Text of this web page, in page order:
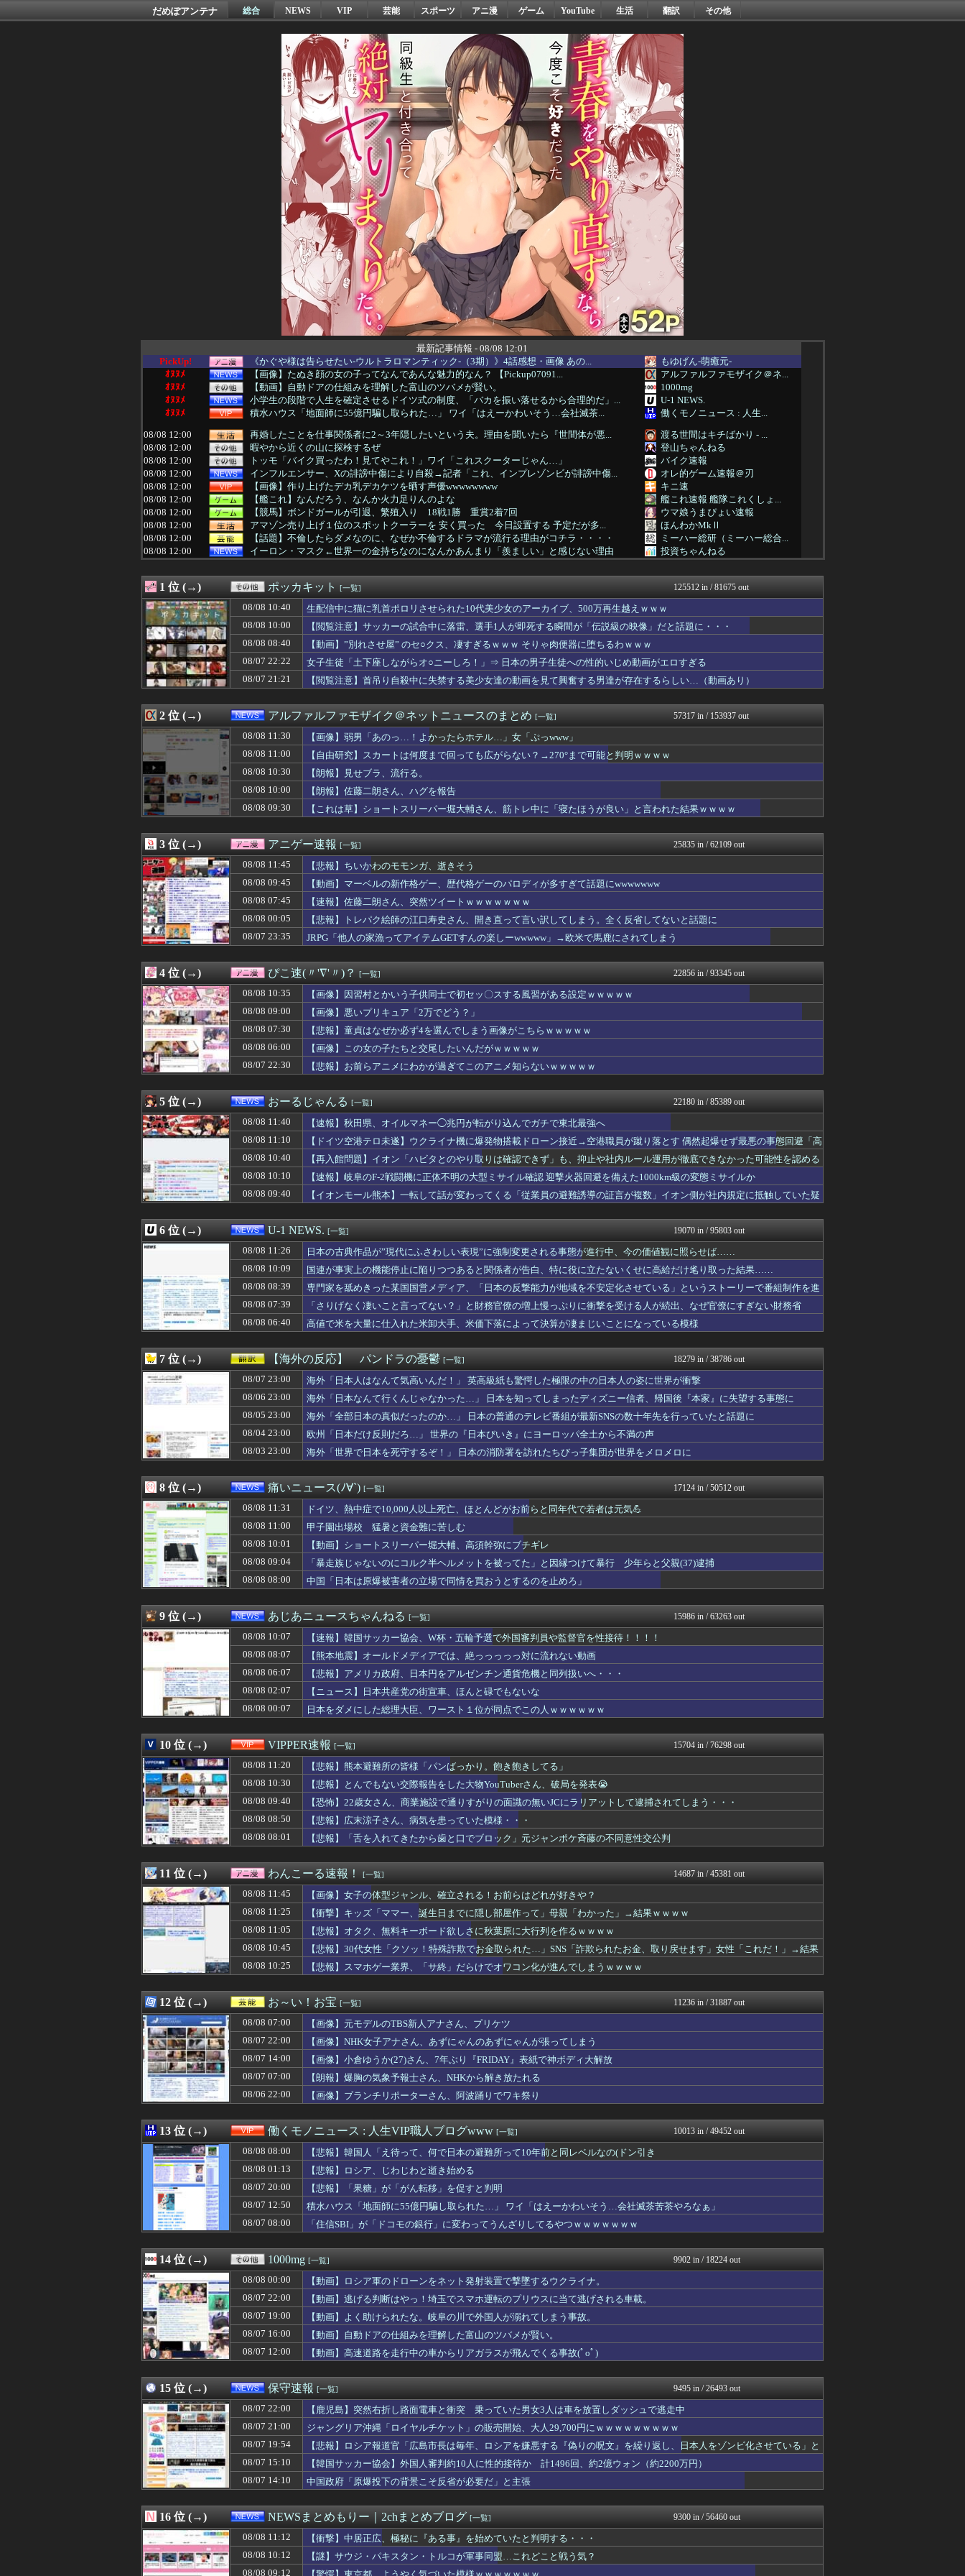
だめぽアンテナ 総合 NEWS VIP 芸能 スポーツ アニ漫 ゲーム YouTube 生活 翻訳 その他
最新記事情報 - 08/08 12:01
PickUp!
《かぐや様は告らせたい-ウルトラロマンティック-（3期）》4話感想・画像 あの...
もゆげん-萌癒元-
ｵﾇﾇﾒ
【画像】たぬき顔の女の子ってなんであんな魅力的なん？ 【Pickup07091...
アルファルファモザイク＠ネ...
ｵﾇﾇﾒ
【動画】自動ドアの仕組みを理解した富山のツバメが賢い。
1000mg
ｵﾇﾇﾒ
小学生の段階で人生を確定させるドイツ式の制度、「バカを振い落せるから合理的だ」...
U-1 NEWS.
ｵﾇﾇﾒ
積水ハウス「地面師に55億円騙し取られた…」 ワイ「はえーかわいそう…会社滅茶...
働くモノニュース : 人生...
08/08 12:00
再婚したことを仕事関係者に2～3年隠したいという夫。理由を聞いたら『世間体が悪...
渡る世間はキチばかり - ...
08/08 12:00
暇やから近くの山に探検するぜ
登山ちゃんねる
08/08 12:00
トッモ「バイク買ったわ！見てやこれ！」ワイ「これスクーターじゃん…」
バイク速報
08/08 12:00
インフルエンサー、Xの誹謗中傷により自殺→記者「これ、インプレゾンビが誹謗中傷...
オレ的ゲーム速報＠刃
08/08 12:00
【画像】作り上げたデカ乳デカケツを晒す声優wwwwwwww
キニ速
08/08 12:00
【艦これ】なんだろう、なんか火力足りんのよな
艦これ速報 艦隊これくしょ...
08/08 12:00
【競馬】ボンドガールが引退、繁殖入り 18戦1勝 重賞2着7回
ウマ娘うまぴょい速報
08/08 12:00
アマゾン売り上げ１位のスポットクーラーを 安く買った 今日設置する 予定だが多...
ほんわかMkⅡ
08/08 12:00
【話題】不倫したらダメなのに、なぜか不倫するドラマが流行る理由がコチラ・・・・
ミーハー総研（ミーハー総合...
08/08 12:00
イーロン・マスク←世界一の金持ちなのになんかあんまり「羨ましい」と感じない理由
投資ちゃんねる
08/08 12:00
海外「日本がまたアジアで唯一『世界住みやすさ指数』トップ10の都市がある国とな...
ガラパゴスジャパン - 海...
08/08 12:00
【アイマス】何故か怒っているやよいのご機嫌を直す方法
それからの出来事() アイ...
08/08 12:00
【ウマ娘】アイネスは陽射しや雨を防げそうなの良いよね
08/08 12:00
賀喜遥香さんのガッチガチになった顔、大変なことになってるって...
乃木通 乃木坂46櫻坂46...
08/08 12:00
DAZN サッカーW杯で加入者数5倍に 視聴者数は6700万人 総視聴数も4億...
footballnet【サ...
08/08 12:00
「優しい男はモテない」って、正しくは「優しさ以外にセールスポイントのない男がモ...
08/08 12:00
「あなたは一生働くけど、私は家にいればいいの」毎日言われた20歳がついに返した...
私が悪いの？【海外の反応】
08/08 12:00
海外「こうなると分かってたら、お前は産まなかった」親に言われた一言が何十年も消...
Ask Reddit まと...
08/08 12:00
『スーパーダンガンロンパ2×2』少なくとも此方の予想に対する逆張りしてくる事は...
けおけお速報
08/08 12:00
【衝撃】韓国人「日本の弁当屋の貼り紙、最後の一行がずるい」
ニチカン！
08/08 12:00
「経営の神様」の水道哲学、ネタ元は宗教団体の無償労働だった
ネトウヨにゅーす
08/08 11:59
【MSV】シン・マツナガスレ、これで24歳は無理あるだろ…
08/08 11:57
【日向坂46】女性アイドル大決戦... 坂道vsカワラボvsスタダvsハロプロ...
日向坂46まとめもり～
08/08 11:56
ロッテ小島和哉(30) 13試合 4勝6敗 防御率3.41←今オフFA
まとめロッテ！
08/08 11:55
【ハマスタバトル】佐伯解説員、ディアーナ4連敗を予想して、ブルーウォーカー太田...
08/08 11:55
わいせつな行為疑いで逮捕 エジプト国籍の男性を不起訴処分 鳥取地検 [8/8]
国難にあってもの申す！！
08/08 11:50
【海外の反応】トヨタセリカはクールで信頼性が高く、運転が楽しいスポーツカーだっ...
JDM速報 海外の反応
08/08 11:50
【櫻坂46】16thシングル、坂道グループのスケジュールを見ると...
櫻坂46まとめもり～
08/08 11:49
【日向坂46】来月、坂道vsカワラボvsスタダvsハロプロの大激戦
日向坂46まとめ速報
08/08 11:48
【悲報】日向坂46、歴代最低タイトルを更新
乃木坂46まとめ 乃木りん...
08/08 11:48
サウジ・パキスタン・トルコ3カ国が共同防衛協定締結…「イスラム版NATO」指摘...
08/08 11:47
【衝撃】ママレードボーイってアレ大丈夫なんか？？？？？
スマブラ屋さん | スマブ...
08/08 11:46
村上宗隆の第２５号ホームランにMLBファン騒然！←「素晴らしいパワーだ！」（海...
08/08 11:45
【画像】女子の体型ジャンル、確立される！お前らはどれが好きや？
08/08 11:45
【悲報】ちいかわのモモンガ、逝きそう
アニゲー速報
08/08 11:43
【画像あり】オタクくん、女の服の構造がわからず全世界に恥を晒してしまうw
異世界転生まとめ速報
08/08 11:40
【唖然】トメと２か月半ほどお試し同居。トメ「無理！帰る！」私（だよね～よかった...
修羅ママ速報
08/08 11:40
『ヤニねこ』【衝撃】ヤニねこちゃんの尻が凄すぎるｗｗｗｗもしかして…ヤニねこち...
デジタルニューススレッド
08/08 11:40
中国、海上自衛隊のトマホーク試射を批判「周辺の安全保障上の脅威を口実に再軍備を...
にゅーすアルー！
08/08 11:40
【動画】どう見ても車がヤバい事故動画、謎にバイク批判派が湧いてきて終わる
08/08 11:40
【速報】秋田県、オイルマネー◯兆円が転がり込んでガチで東北最強へ
おーるじゃんる
08/08 11:39
ディズニーJK、友達と脚の細さを比較されてしまうｗｗｗｗｗｗｗｗｗ （※画像...
08/08 11:38
【悲報】大石あきこ前衆院議員、れいわ離党＆活動休止を発表 → 過去の「スジを通...
08/08 11:38
【悲報】欧州サッカーの順位、固定化してもう覆すことができないｗｗｗｗ
08/08 11:37
海外「村上宗隆6試合ぶり25号特大ソロホームラン」
まるっと翻訳
08/08 11:35
【絶望】大阪のトイレ、究極の二択を利用者に迫ってしまうｗｗｗｗｗｗ (※画像...
08/08 11:34
こじるり「その筋肉、意味あるの？(笑)」←これｗｗｗｗｗｗ
筋肉速報
08/08 11:34
日本で12歳タイ人少女を働かせていた男の裁判に世界が騒然！←「求刑が軽すぎる」...
海外さんいらっしゃい 海外...
08/08 11:32
【画像】このアダルティックなスポットｗｗｗｗ
08/08 11:32
【お誕生日】逢田さん（34）の奇行・奇言で打線組んだ・・・
ぐら速 -声優まとめ速報-
ドイツ、熱中症で10,000人以上死亡、ほとんどがお前らと同年代で若者は元気💪
痛いニュース(ﾉ∀`)
08/08 11:30
【速報】オタク、とうとう入浴を余儀なくされるｗｗｗｗｗｗｗｗｗｗｗｗｗｗｗｗｗ...
あらまめ2ch
08/08 11:30
【原神】探索派遣の最適解はこれ以外にない説
原神速報 | GENSHI...
08/08 11:30
【画像】弱男「あのっ…！よかったらホテル…」女「ぷっwww」
アルファルファモザイク＠ネ...
08/08 11:30
韓国人「台風で品不足になった沖縄のスーパーに行ってみたら、なぜか辛ラーメンだけ...
かんにゅー -韓国の反応-
08/08 11:30
【斉藤慎二】フェラで懲役7年求刑！刑法の「挿入」定義が招く衝撃の現実
08/08 11:29
【悲報】みいちゃんの作者さん、泣いてしまう😢
漫画まとめ速報
08/08 11:29
【女性自身】高市首相、秋の内閣改造で目論む「麻生支配からの脱却」…茂木敏充氏も...
日本第一！ニュース録
日本の古典作品が”現代にふさわしい表現”に強制変更される事態が進行中、今の価値...
U-1 NEWS.
08/08 11:26
自炊するようになって炊き込みご飯が簡単で美味しくてコスパもいいことに気づいた
ゴールデンタイムズ
08/08 11:25
【衝撃】キッズ「ママー、誕生日までに隠し部屋作って」母親「わかった」→結果ｗｗ...
わんこーる速報！
08/08 11:25
【驚愕】人生で初めて浮気のsexした結果ｗｗｗｗｗｗｗｗｗｗｗwwww
バズッター速報
08/08 11:24
ルメール騎手が騎乗した名馬５頭を語る
ハロン棒ch
08/08 11:23
【NBA】レブロン偉業達成なるか？PHIで優勝すれば北米4大スポーツ初の快挙
バスケまとめ・COM
08/08 11:20
『ろくでなしBLUES』全25巻すべて「50％ポイント還元」セール！8,930...
オレ的ゲーム速報＠刃
08/08 11:20
SNSで知り合ったJK10人とS●Xしてハメ撮り770本撮ったイケメン逮捕ww...
08/08 11:20
【悲報】熊本避難所の皆様「パンばっかり。飽き飽きしてる」
VIPPER速報
08/08 11:20
日本人女性がYGエンタ本社前でゴルフクラブを振り回し逮捕…韓国
キムチ速報
08/08 11:18
【朗報】FF15のノクトさん、ガチで理想的な主人公だったｗｗｗｗ
アニはつ -アニメ発信場-
【ホロライブ】社員にビブー好きがいるに違いない（確信
ホロ速
08/08 11:15
俺「元カノは中卒なのになぜか収入が多い」2ｃｈ「どうせ水商売やろｗ」俺（そうな...
08/08 11:15
軽飛行機が屋根すれすれを抜けて飛行場へ、車輪を出さないまま胴体着陸「これよりひ...
QQQ(海外の反応)
08/08 11:15
【トラウマ】映画・特撮・アニメ・漫画・ゲームで「主人公がガチで敗北した回」と聞...
哲学ニュースnwk
08/08 11:15
ヤフオクで「気持ちの良い取引が～」って評価してくれた女に「もっと気持ちよくして...
まとめCUP
08/08 11:13
【豊臣兄弟！】与一郎の死ぬシーン長すぎ・・・・
08/08 11:13
【ｼｺ画像】巨乳女さん、童貞君にクッソエ○チな下着を見せつけてしまうｗｗｗｗｗ...
08/08 11:12
【衝撃】中居正広、極秘に『ある事』を始めていたと判明する・・・
08/08 11:11
昔のスロット動画見てたらケロット柄が2回出たのにハズレてた…流石にヤバすぎじゃ...
パチンコ・パチスロ.com
08/08 11:10
【朗報】佐藤二朗、沈黙を破り完全勝利宣言
08/08 11:10
【画像】隣家の室外機、ガチのマジでおわるｗｗｗ【エアコン】
2chまとめ・読み物・長編...
08/08 11:10
【ドイツ空港テロ未遂】ウクライナ機に爆発物搭載ドローン接近→空港職員が蹴り落と...
おーるじゃんる
08/08 11:09
【遊んでるニコ】虎金妃笑虎がNELLマットレスをガチレビュー！皆担とニコたんの...
トレンドの通り道
08/08 11:09
【悲報】みいちゃんの作者さん、泣いてしまう
ぶる速-VIP
08/08 11:09
女上司（27）に耳元で「ばか。役立たず。給料泥棒」って囁かれた結果ｗｗｗｗｗｗ...
うしみつ-5chまとめ-
08/08 11:08
【動画】へずまりゅう議員、熊本地震被災地で冷感ポンチョ配布 → 被災民の衝撃の...
バイク乗りワイ、バイク降りる事を決意する………
【GAME】「任天堂」の熊本地震被災者支援策が物議！海外ファン「神対応」「金額...
HANO-K
08/08 11:05
【悲報】競艇に8億6000万円つぎ込んだ税務署職員、3億3400万円しか回収で...
08/08 11:05
モニター24と27で迷ってるんだが…
08/08 11:05
【悲報】妹さん、兄との旅行でダブルベッドを予約してしまう⇒ｗｗｗｗｗｗ
不思議.net - 5ch...
08/08 11:05
【悲報】オタク、無料キーボード欲しさに秋葉原に大行列を作るｗｗｗｗ
わんこーる速報！
08/08 11:05
【動画】歌舞伎町女子さん、ラブホに行きたすぎてご乱心ｗｗｗｗｗｗ
女子アナお宝画像速報－5c...
08/08 11:05
マリオカートワールドはどうすればよかったのか
カンダタ速報
08/08 11:04
Xの現在の収益分配、一旦9月7日で終了へ
08/08 11:04
今期の覇権アニメは？20代「ヤニネコ」30代「BLEACH」40代「なのは」5...
08/08 11:03
【悲報】佐藤二朗(57)主演予定だった映画『踊る大捜査線』スピンオフ作品の撮影...
Zチャンネル＠VIP
08/08 11:03
【悲報】ジャンポケ斉藤の弁護士「ロケバスには運転手いた。常識的に考えてフェラさ...
watch＠２ちゃんねる
08/08 11:02
【画像】女「私が選ばれた女！帰る場所はタワマンｗ」
08/08 11:02
PSって今年話題のゲームほぼあそべてないけどなにしてんの？？？
mutyunのゲーム+αブ...
08/08 11:02
「METAL BUILD ゴッドガンダム（明鏡止水）」が展示！だいぶオレンジ強...
GUNDAM.LOG｜ガン...
08/08 11:00
【自由研究】スカートは何度まで回っても広がらない？→270°まで可能と判明ｗｗ...
アルファルファモザイク＠ネ...
08/08 11:00
【にじさんじ】3SKM 1st LIVE「One-Off 」、直前放送＆最速...
VTuberNews
08/08 11:00
◆悲報◆浦和レッズGK西川くんｘG0.99で4失点！攻撃は10人でｘG2.56...
08/08 11:00
【セール】レグザの100インチも！シャープAQUOS、パナソニックビエラなどの...
ほんわかMkⅡ
08/08 11:00
会社「辞めたいなら辞めろ。お前の代わりはいくらでもいる」→結果ｗｗｗｗｗｗｗｗ...
オレ的ゲーム速報＠刃
08/08 11:00
「途中から急激につまらなくなった漫画」←思い浮かべた作品
「私さんはプロだから」障害のある甥を私に預けようとする義兄嫁、甥を溺愛し勝手に...
すまいる(^-^)ぶろぐ
『Slay the Spire』が初見でも上手い人は「再確認が少ない」「視野が...
08/08 11:00
【前編】フードコートで鉢合わせした託児ママに「食べている間でいいから」と子供を...
修羅場ライフ速報
08/08 11:00
【胸糞】友人Bの好きな人を奪ったA子「好きじゃないのに愛されて困る〜」⇒悲劇の...
修羅場まとめ速報
08/08 11:00
子連れが外食でちょっといいもの食べるにはどうすればいい？
育児板拾い読み
08/08 11:00
アニメがVチューバーにんほってコラボ→アニメファンがブチギレｗｗｗｗｗｗｗｗｗ...
08/08 11:00
岩本蓮加の腹筋www大変なことになってるって...
08/08 11:00
【悲報】日本円、「日米協調介入」すら無効化してしまうｗｗｗｗｗ
投資ちゃんねる
08/08 11:00
【ラブライブ！】【祝】逢田梨香子さん、誕生日【Aqours】
コンテンツ・声優 | ラブ...
08/08 11:00
海外「ウルっときた…」これ描いて死ね 第6話の海外反応
08/08 11:00
「オーバーロード」という絵師の力で硬派ファンタジーと誤解させ人気出たなろう作品...
08/08 11:00
「外国人受け入れ反対」大幅増 東大調査、若い世代で多く
みそパンNEWS
08/08 11:00
【1/2】普段は子煩悩だけどキレると周りが見えなくなる夫が怖くなってきた。これ...
修羅の華-家庭・生活まとめ
08/08 11:00
【速報】オタク、とうとう入浴を余儀なくされるｗｗｗｗｗｗｗ
妹はVIPPER
08/08 11:00
甲子園出場校 猛暑と資金難に苦しむ
08/08 11:00
韓国人「世界が門戸を閉ざす中、K-ワクチンがアフリカを守る」と話題に
08/08 11:00
【朗報】韓国人「この鉄板、3倍速く焼けるやつだ」
ニチカン！
08/08 11:00
最近グレーのジャージズボン着てる女子だらけやん
ファ板速報
08/08 11:00
【堀大輔】筋トレ中「寝たほうが良い」でブチギレ→器具破壊の瞬間
モッコスヌ〜ン
08/08 11:00
欧州旅行者のアジア旅行先ランキング、日本はタイ、インドネシアに次いで3位ランク...
08/08 10:59
弓木奈於ちゃん、賀喜遥香ちゃんの優しさを語る！！！【乃木坂46】
坂道情報通～乃木坂46まと...
08/08 10:58
【日向坂46】坂井新奈、初の単独テレビ出演が決定！！！
日向坂46まとめもり～
08/08 10:57
村上宗隆25号ホームラン！！
MLB NEWS@まとめ
08/08 10:57
眉毛の整え方がわからない
婚外ちゃんねる
08/08 10:57
うちの親父は「ちょっとここ押して」と頭を指さし、押してもらうとブッと屁をこくと...
08/08 10:57
社民党 福島みずほ党首、国旗損壊罪に危機感「お子様ランチの日の丸は折っても破っ...
08/08 10:57
白髪染め、面倒くさい
ガールズVIPまとめ
08/08 10:57
マンションの隣人「盗聴器が見つかったの」私「まさかうちも？」→業者に調査を依頼...
素敵な鬼女様
08/08 10:56
AmazonのアツさMax！心も踊る「マンガ毎週末セール（50%還元）」2日目...
08/08 10:56
防水×裸足感覚の5本指シューズ「TRAILOPE WP」が新登場。雨や雪にも対...
08/08 10:56
Z世代で再注目の有線イヤホン、USB Type-C対応モデルが登場！USB-A...
ファ板速報
08/08 10:56
オーダースーツ専門店「グローバルスタイル」に20種類の新作スーツ裏地が登場！お... ファ板速報
1 位 (→) ポッカキット [一覧] 125512 in / 81675 out
08/08 10:40
生配信中に猫に乳首ポロリさせられた10代美少女のアーカイブ、500万再生越えｗｗｗ
08/08 10:00
【閲覧注意】サッカーの試合中に落雷、選手1人が即死する瞬間が「伝説級の映像」だと話題に・・・
08/08 08:40
【動画】”別れさせ屋” のセ○クス、凄すぎるｗｗｗ そりゃ肉便器に堕ちるわｗｗｗ
08/07 22:22
女子生徒「土下座しながらオ○ニーしろ！」⇒ 日本の男子生徒への性的いじめ動画がエロすぎる
08/07 21:21
【閲覧注意】首吊り自殺中に失禁する美少女達の動画を見て興奮する男達が存在するらしい…（動画あり）
2 位 (→) アルファルファモザイク＠ネットニュースのまとめ [一覧] 57317 in / 153937 out
08/08 11:30
【画像】弱男「あのっ…！よかったらホテル…」女「ぷっwww」
08/08 11:00
【自由研究】スカートは何度まで回っても広がらない？→270°まで可能と判明ｗｗｗｗ
08/08 10:30
【朗報】見せブラ、流行る。
08/08 10:00
【朗報】佐藤二朗さん、ハグを報告
08/08 09:30
【これは草】ショートスリーパー堀大輔さん、筋トレ中に「寝たほうが良い」と言われた結果ｗｗｗｗ
3 位 (→) アニゲー速報 [一覧] 25835 in / 62109 out
08/08 11:45
【悲報】ちいかわのモモンガ、逝きそう
08/08 09:45
【動画】マーベルの新作格ゲー、歴代格ゲーのパロディが多すぎて話題にwwwwwww
08/08 07:45
【速報】佐藤二朗さん、突然ツイートｗｗｗｗｗｗｗ
08/08 00:05
【悲報】トレパク絵師の江口寿史さん、開き直って言い訳してしまう。全く反省してないと話題に
08/07 23:35
JRPG「他人の家漁ってアイテムGETすんの楽しーwwwww」→欧米で馬鹿にされてしまう
4 位 (→) ぴこ速(〃'∇'〃)？ [一覧] 22856 in / 93345 out
08/08 10:35
【画像】因習村とかいう子供同士で初セッ〇スする風習がある設定ｗｗｗｗｗ
08/08 09:00
【画像】悪いプリキュア「2万でどう？」
08/08 07:30
【悲報】童貞はなぜか必ず4を選んでしまう画像がこちらｗｗｗｗｗ
08/08 06:00
【画像】この女の子たちと交尾したいんだがｗｗｗｗｗ
08/07 22:30
【悲報】お前らアニメにわかが過ぎてこのアニメ知らないｗｗｗｗｗ
5 位 (→) おーるじゃんる [一覧] 22180 in / 85389 out
08/08 11:40
【速報】秋田県、オイルマネー◯兆円が転がり込んでガチで東北最強へ
08/08 11:10
【ドイツ空港テロ未遂】ウクライナ機に爆発物搭載ドローン接近→空港職員が蹴り落とす 偶然起爆せず最悪の事態回避「高
性能C4搭載していた」
08/08 10:40
【再入館問題】イオン「ハビタとのやり取りは確認できず」も、抑止や社内ルール運用が徹底できなかった可能性を認める
08/08 10:10
【速報】岐阜のF-2戦闘機に正体不明の大型ミサイル確認 迎撃火器回避を備えた1000km級の変態ミサイルか
08/08 09:40
【イオンモール熊本】一転して話が変わってくる「従業員の避難誘導の証言が複数」イオン側が社内規定に抵触していた疑
6 位 (→) U-1 NEWS. [一覧] 19070 in / 95803 out
08/08 11:26
日本の古典作品が”現代にふさわしい表現”に強制変更される事態が進行中、今の価値観に照らせば……
08/08 10:09
国連が事実上の機能停止に陥りつつあると関係者が告白、特に役に立たないくせに高給だけ毟り取った結果……
08/08 08:39
専門家を舐めきった某国国営メディア、「日本の反撃能力が地域を不安定化させている」というストーリーで番組制作を進
めようとするも……
08/08 07:39
「さりげなく凄いこと言ってない？」と財務官僚の増上慢っぷりに衝撃を受ける人が続出、なぜ官僚にすぎない財務省
が……
08/08 06:40 高値で米を大量に仕入れた米卸大手、米価下落によって決算が凄まじいことになっている模様
7 位 (→) 【海外の反応】 パンドラの憂鬱 [一覧] 18279 in / 38786 out
08/07 23:00
海外「日本人はなんて気高いんだ！」 英高級紙も驚愕した極限の中の日本人の姿に世界が衝撃
08/06 23:00
海外「日本なんて行くんじゃなかった…」 日本を知ってしまったディズニー信者、帰国後『本家』に失望する事態に
08/05 23:00
海外「全部日本の真似だったのか…」 日本の普通のテレビ番組が最新SNSの数十年先を行っていたと話題に
08/04 23:00
欧州「日本だけ反則だろ…」 世界の『日本びいき』にヨーロッパ全土から不満の声
08/03 23:00
海外「世界で日本を死守するぞ！」 日本の消防署を訪れたちびっ子集団が世界をメロメロに
8 位 (→) 痛いニュース(ﾉ∀`) [一覧] 17124 in / 50512 out
08/08 11:31
ドイツ、熱中症で10,000人以上死亡、ほとんどがお前らと同年代で若者は元気💪
08/08 11:00
甲子園出場校 猛暑と資金難に苦しむ
08/08 10:01
【動画】ショートスリーパー堀大輔、高須幹弥にブチギレ
08/08 09:04
「暴走族じゃないのにコルク半ヘルメットを被ってた」と因縁つけて暴行 少年らと父親(37)逮捕
08/08 08:00
中国「日本は原爆被害者の立場で同情を買おうとするのを止めろ」
9 位 (→) あじあニュースちゃんねる [一覧] 15986 in / 63263 out
08/08 10:07
【速報】韓国サッカー協会、W杯・五輪予選で外国審判員や監督官を性接待！！！！
08/08 08:07
【熊本地震】オールドメディアでは、絶っっっっっ対に流れない動画
08/08 06:07
【悲報】アメリカ政府、日本円をアルゼンチン通貨危機と同列扱いへ・・・
08/08 02:07
【ニュース】日本共産党の街宣車、ほんと碌でもないな
08/08 00:07
日本をダメにした総理大臣、ワースト１位が同点でこの人ｗｗｗｗｗｗ
10 位 (→) VIPPER速報 [一覧] 15704 in / 76298 out
08/08 11:20
【悲報】熊本避難所の皆様「パンばっかり。飽き飽きしてる」
08/08 10:30
【悲報】とんでもない交際報告をした大物YouTuberさん、破局を発表😭
08/08 09:40
【恐怖】22歳女さん、商業施設で通りすがりの面識の無いJCにラリアットして逮捕されてしまう・・・
08/08 08:50
【悲報】広末涼子さん、病気を患っていた模様・・・
08/08 08:01
【悲報】「舌を入れてきたから歯と口でブロック」元ジャンポケ斉藤の不同意性交公判
11 位 (→) わんこーる速報！ [一覧] 14687 in / 45381 out
08/08 11:45
【画像】女子の体型ジャンル、確立される！お前らはどれが好きや？
08/08 11:25
【衝撃】キッズ「ママー、誕生日までに隠し部屋作って」母親「わかった」→結果ｗｗｗｗ
08/08 11:05
【悲報】オタク、無料キーボード欲しさに秋葉原に大行列を作るｗｗｗｗ
08/08 10:45
【悲報】30代女性「クソッ！特殊詐欺でお金取られた…」SNS「詐欺られたお金、取り戻せます」女性「これだ！」→結果
ｗｗｗｗ
08/08 10:25 【悲報】スマホゲー業界、「サ終」だらけでオワコン化が進んでしまうｗｗｗｗ
12 位 (→) お～い！お宝 [一覧] 11236 in / 31887 out
08/08 07:00
【画像】元モデルのTBS新人アナさん、プリケツ
08/07 22:00
【画像】NHK女子アナさん、あずにゃんのあずにゃんが張ってしまう
08/07 14:00
【画像】小倉ゆうか(27)さん、7年ぶり『FRIDAY』表紙で神ボディ大解放
08/07 07:00
【朗報】爆胸の気象予報士さん、NHKから解き放たれる
08/06 22:00
【画像】ブランチリポーターさん、阿波踊りでワキ祭り
13 位 (→) 働くモノニュース : 人生VIP職人ブログwww [一覧] 10013 in / 49452 out
08/08 08:00
【悲報】韓国人「え待って、何で日本の避難所って10年前と同レベルなの(ドン引き
08/08 01:13
【悲報】ロシア、じわじわと逝き始める
08/07 20:00
【悲報】「果糖」が「がん転移」を促すと判明
08/07 12:50
積水ハウス「地面師に55億円騙し取られた…」 ワイ「はえーかわいそう…会社滅茶苦茶やろなぁ」
08/07 08:00
「住信SBI」が「ドコモの銀行」に変わってうんざりしてるやつｗｗｗｗｗｗｗ
14 位 (→) 1000mg [一覧] 9902 in / 18224 out
08/08 00:00
【動画】ロシア軍のドローンをネット発射装置で撃墜するウクライナ。
08/07 22:00
【動画】逃げる判断はやっ！埼玉でスマホ運転のプリウスに当て逃げされる車載。
08/07 19:00
【動画】よく助けられたな。岐阜の川で外国人が溺れてしまう事故。
08/07 16:00
【動画】自動ドアの仕組みを理解した富山のツバメが賢い。
08/07 12:00
【動画】高速道路を走行中の車からリアガラスが飛んでくる事故(ﾟoﾟ)
15 位 (→) 保守速報 [一覧] 9495 in / 26493 out
08/07 22:00
【鹿児島】突然右折し路面電車と衝突 乗っていた男女3人は車を放置しダッシュで逃走中
08/07 21:00
ジャングリア沖縄「ロイヤルチケット」の販売開始、大人29,700円にｗｗｗｗｗｗｗｗｗ
08/07 19:54
【悲報】ロシア報道官「広島市長は毎年、ロシアを嫌悪する『偽りの呪文』を繰り返し、日本人をゾンビ化させている」と
主張
08/07 15:10
【韓国サッカー協会】外国人審判約10人に性的接待か 計1496回、約2億ウォン（約2200万円）
08/07 14:10
中国政府「原爆投下の背景こそ反省が必要だ」と主張
16 位 (→) NEWSまとめもりー｜2chまとめブログ [一覧] 9300 in / 56460 out
08/08 11:12
【衝撃】中居正広、極秘に『ある事』を始めていたと判明する・・・
08/08 10:12
【謎】サウジ・パキスタン・トルコが軍事同盟…これどこと戦う気？
08/08 09:12